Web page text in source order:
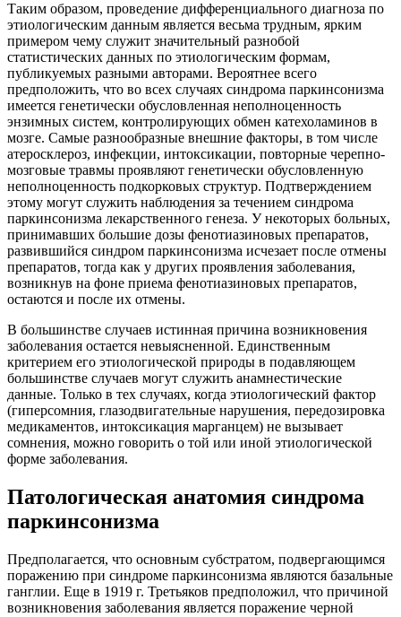
Таким образом, проведение дифференциального диагноза по
этиологическим данным является весьма трудным, ярким
примером чему служит значительный разнобой
статистических данных по этиологическим формам,
публикуемых разными авторами. Вероятнее всего
предположить, что во всех случаях синдрома паркинсонизма
имеется генетически обусловленная неполноценность
энзимных систем, контролирующих обмен катехоламинов в
мозге. Самые разнообразные внешние факторы, в том числе
атеросклероз, инфекции, интоксикации, повторные черепно-
мозговые травмы проявляют генетически обусловленную
неполноценность подкорковых структур. Подтверждением
этому могут служить наблюдения за течением синдрома
паркинсонизма лекарственного генеза. У некоторых больных,
принимавших большие дозы фенотиазиновых препаратов,
развившийся синдром паркинсонизма исчезает после отмены
препаратов, тогда как у других проявления заболевания,
возникнув на фоне приема фенотиазиновых препаратов,
остаются и после их отмены.
В большинстве случаев истинная причина возникновения
заболевания остается невыясненной. Единственным
критерием его этиологической природы в подавляющем
большинстве случаев могут служить анамнестические
данные. Только в тех случаях, когда этиологический фактор
(гиперсомния, глазодвигательные нарушения, передозировка
медикаментов, интоксикация марганцем) не вызывает
сомнения, можно говорить о той или иной этиологической
форме заболевания.
Патологическая анатомия синдрома
паркинсонизма
Предполагается, что основным субстратом, подвергающимся
поражению при синдроме паркинсонизма являются базальные
ганглии. Еще в 1919 г. Третьяков предположил, что причиной
возникновения заболевания является поражение черной